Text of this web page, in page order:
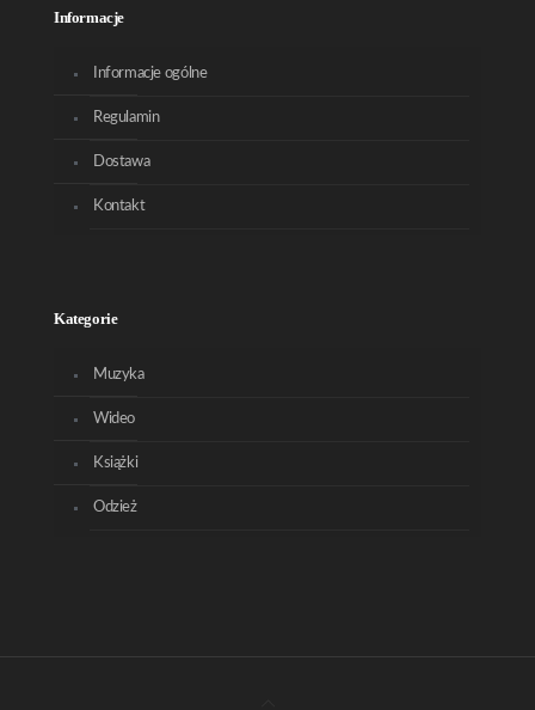
Informacje
Informacje ogólne
Regulamin
Dostawa
Kontakt
Kategorie
Muzyka
Wideo
Książki
Odzież